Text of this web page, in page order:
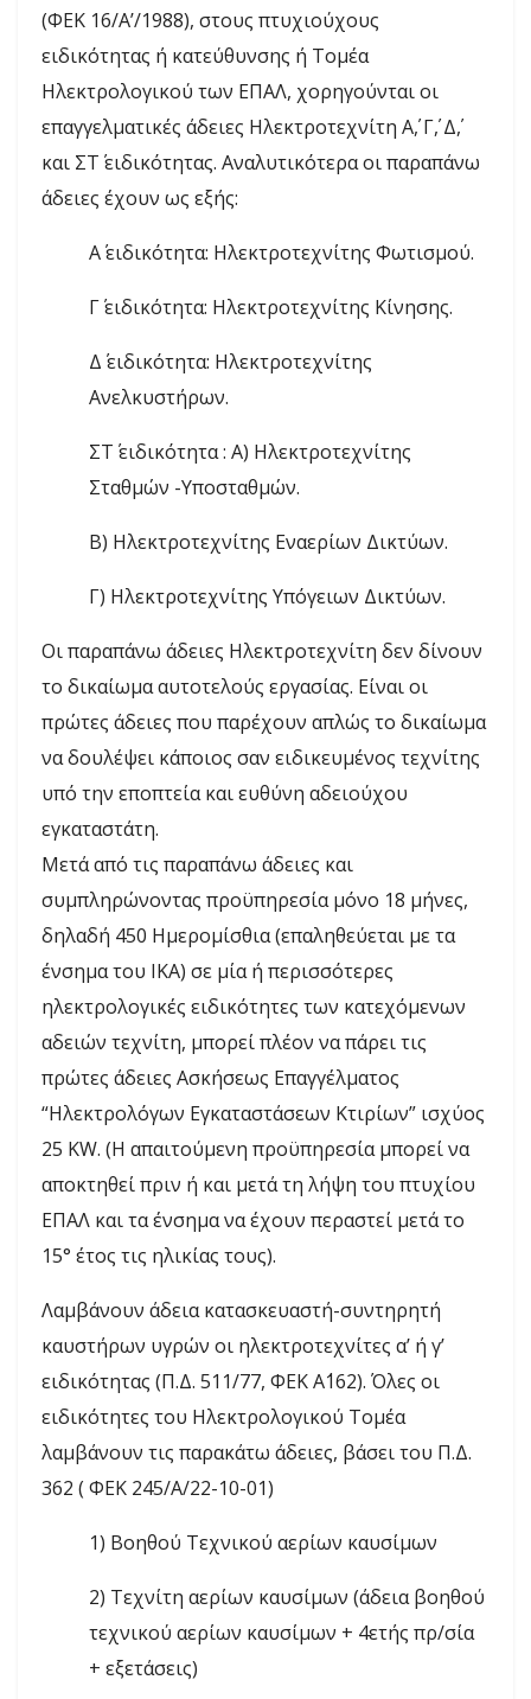
(ΦΕΚ 16/Α’/1988), στους πτυχιούχους
ειδικότητας ή κατεύθυνσης ή Τομέα
Ηλεκτρολογικού των ΕΠΑΛ, χορηγούνται οι
επαγγελματικές άδειες Ηλεκτροτεχνίτη Α΄, Γ΄, Δ΄,
και ΣΤ΄ ειδικότητας. Αναλυτικότερα οι παραπάνω
άδειες έχουν ως εξής:
Α΄ ειδικότητα: Ηλεκτροτεχνίτης Φωτισμού.
Γ΄ ειδικότητα: Ηλεκτροτεχνίτης Κίνησης.
Δ΄ ειδικότητα: Ηλεκτροτεχνίτης
Ανελκυστήρων.
ΣΤ΄ ειδικότητα : Α) Ηλεκτροτεχνίτης
Σταθμών -Υποσταθμών.
Β) Ηλεκτροτεχνίτης Εναερίων Δικτύων.
Γ) Ηλεκτροτεχνίτης Υπόγειων Δικτύων.
Οι παραπάνω άδειες Ηλεκτροτεχνίτη δεν δίνουν
το δικαίωμα αυτοτελούς εργασίας. Είναι οι
πρώτες άδειες που παρέχουν απλώς το δικαίωμα
να δουλέψει κάποιος σαν ειδικευμένος τεχνίτης
υπό την εποπτεία και ευθύνη αδειούχου
εγκαταστάτη.
Μετά από τις παραπάνω άδειες και
συμπληρώνοντας προϋπηρεσία μόνο 18 μήνες,
δηλαδή 450 Ημερομίσθια (επαληθεύεται με τα
ένσημα του ΙΚΑ) σε μία ή περισσότερες
ηλεκτρολογικές ειδικότητες των κατεχόμενων
αδειών τεχνίτη, μπορεί πλέον να πάρει τις
πρώτες άδειες Ασκήσεως Επαγγέλματος
“Ηλεκτρολόγων Εγκαταστάσεων Κτιρίων” ισχύος
25 KW. (Η απαιτούμενη προϋπηρεσία μπορεί να
αποκτηθεί πριν ή και μετά τη λήψη του πτυχίου
ΕΠΑΛ και τα ένσημα να έχουν περαστεί μετά το
15° έτος τις ηλικίας τους).
Λαμβάνουν άδεια κατασκευαστή-συντηρητή
καυστήρων υγρών οι ηλεκτροτεχνίτες α’ ή γ’
ειδικότητας (Π.Δ. 511/77, ΦΕΚ Α΄162). Όλες οι
ειδικότητες του Ηλεκτρολογικού Τομέα
λαμβάνουν τις παρακάτω άδειες, βάσει του Π.Δ.
362 ( ΦΕΚ 245/Α/22-10-01)
1) Βοηθού Τεχνικού αερίων καυσίμων
2) Τεχνίτη αερίων καυσίμων (άδεια βοηθού
τεχνικού αερίων καυσίμων + 4ετής πρ/σία
+ εξετάσεις)